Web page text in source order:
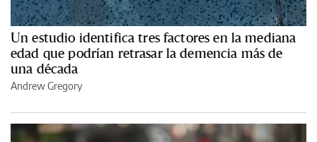
Un estudio identifica tres factores en la mediana
edad que podrían retrasar la demencia más de
una década
Andrew Gregory